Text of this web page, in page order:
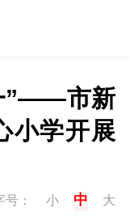
”——市新
小学开展
号： 小 中 大